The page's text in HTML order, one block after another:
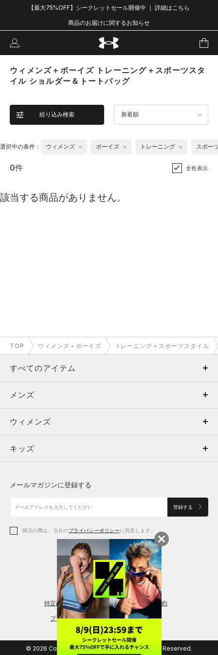
【最大75%OFF】シークレットセール開催中 ｜ 詳細はこちら
商品のお届けに関するお知らせ
ウィメンズ＋ボーイズ トレーニング＋スポーツスタ
イル ショルダー＆トートバッグ
絞り込み検索 新着順
選択中の条件： ウィメンズ ボーイズ トレーニング スポー
0件 全色表示
該当する商品がありません。
TOP ウィメンズ＋ボーイズ トレーニング＋スポーツスタイル
すべてのアイテム
メンズ
ウィメンズ
キッズ
アクセサリー
メンズ
トップス
ボトムス
アクセサリー
ウィメンズ
トップス
シューズ
アクセサリー
レギンス＆タイツ
キッズ
シューズ
メールマガジンに登録する
登録する
購読の際は、当社のプライバシーポリシーに同意します。
特定商取引法に基づく通販の表記 会員規約
プライバシーポリシー
© 2026 Copyright DOME Corporation. All Rights Reserved.